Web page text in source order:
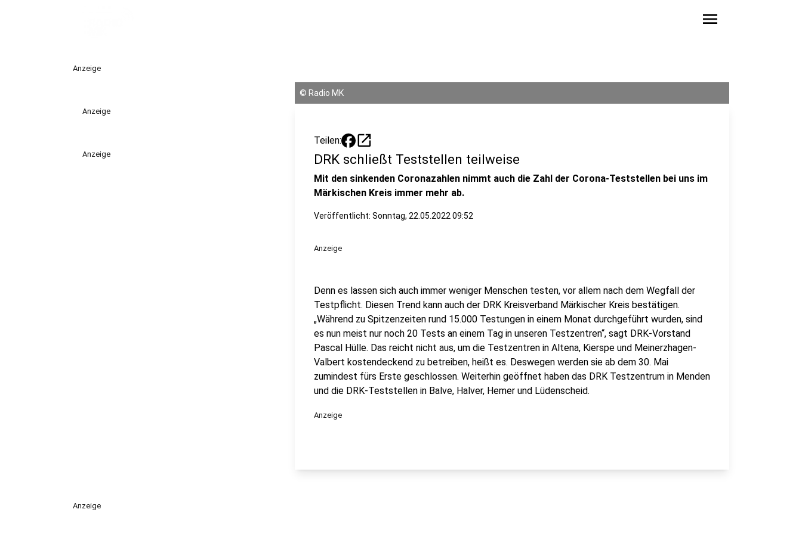
menu
Anzeige
Anzeige
Anzeige
© Radio MK
Teilen: open_in_new
DRK schließt Teststellen teilweise
Mit den sinkenden Coronazahlen nimmt auch die Zahl der Corona-Teststellen bei uns im
Märkischen Kreis immer mehr ab.
Veröffentlicht: Sonntag, 22.05.2022 09:52
Anzeige
Denn es lassen sich auch immer weniger Menschen testen, vor allem nach dem Wegfall der
Testpflicht. Diesen Trend kann auch der DRK Kreisverband Märkischer Kreis bestätigen.
„Während zu Spitzenzeiten rund 15.000 Testungen in einem Monat durchgeführt wurden, sind
es nun meist nur noch 20 Tests an einem Tag in unseren Testzentren“, sagt DRK-Vorstand
Pascal Hülle. Das reicht nicht aus, um die Testzentren in Altena, Kierspe und Meinerzhagen-
Valbert kostendeckend zu betreiben, heißt es. Deswegen werden sie ab dem 30. Mai
zumindest fürs Erste geschlossen. Weiterhin geöffnet haben das DRK Testzentrum in Menden
und die DRK-Teststellen in Balve, Halver, Hemer und Lüdenscheid.
Anzeige
Anzeige